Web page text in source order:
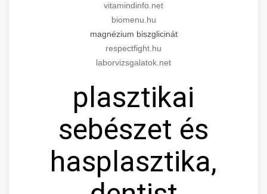
vitamindinfo.net
biomenu.hu
magnézium biszglicinát
respectfight.hu
laborvizsgalatok.net
plasztikai
sebészet és
hasplasztika,